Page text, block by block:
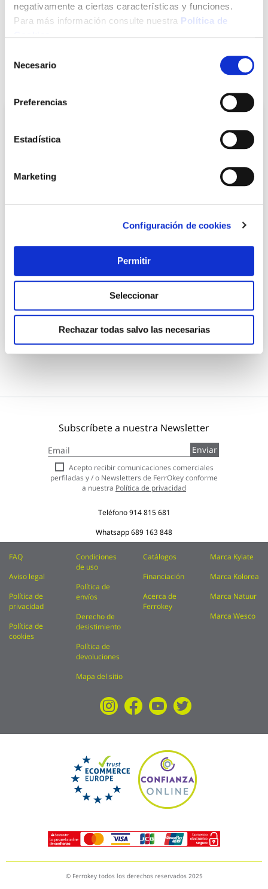
negativamente a ciertas características y funciones.
Para más información consulte nuestra Política de
Necesario
Preferencias
Estadística
Marketing
Configuración de cookies
Permitir
Seleccionar
Rechazar todas salvo las necesarias
+ INFO
16,30 €
Añadir al carrito
Subscríbete a nuestra Newsletter
a
nuestro
boletín
de
Enviar
Acepto recibir comunicaciones comerciales
perfiladas y / o Newsletters de FerrOkey conforme
a nuestra Política de privacidad
Teléfono914 815 681
Whatsapp689 163 848
FAQ
Aviso legal
Política de
privacidad
Política de
cookies
Condiciones
de uso
Política de
envíos
Derecho de
desistimiento
Política de
devoluciones
Mapa del sitio
Catálogos
Financiación
Acerca de
Ferrokey
Marca Kylate
Marca Kolorea
Marca Natuur
Marca Wesco
© Ferrokey todos los derechos reservados 2025